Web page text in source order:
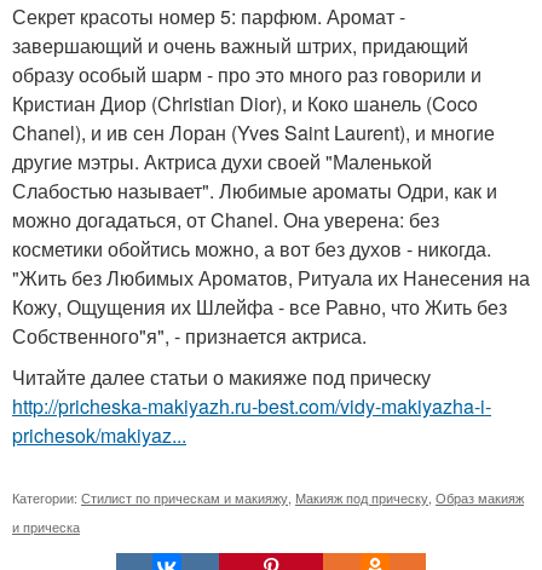
Секрет красоты номер 5: парфюм. Аромат -
завершающий и очень важный штрих, придающий
образу особый шарм - про это много раз говорили и
Кристиан Диор (Christian Dior), и Коко шанель (Coco
Chanel), и ив сен Лоран (Yves Saint Laurent), и многие
другие мэтры. Актриса духи своей "Маленькой
Слабостью называет". Любимые ароматы Одри, как и
можно догадаться, от Chanel. Она уверена: без
косметики обойтись можно, а вот без духов - никогда.
"Жить без Любимых Ароматов, Ритуала их Нанесения на
Кожу, Ощущения их Шлейфа - все Равно, что Жить без
Собственного"я", - признается актриса.
Читайте далее статьи о макияже под прическу
http://pricheska-makiyazh.ru-best.com/vidy-makiyazha-i-
prichesok/makiyaz...
Категории: Стилист по прическам и макияжу Макияж под прическу Образ макияж
и прическа